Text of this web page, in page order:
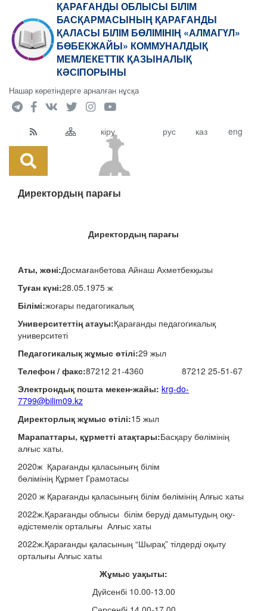
ҚАРАҒАНДЫ ОБЛЫСЫ БІЛІМ
БАСҚАРМАСЫНЫҢ ҚАРАҒАНДЫ
ҚАЛАСЫ БІЛІМ БӨЛІМІНІҢ «АЛМАГҮЛ»
БӨБЕКЖАЙЫ» КОММУНАЛДЫҚ
МЕМЛЕКЕТТІК ҚАЗЫНАЛЫҚ
КӘСІПОРЫНЫ
Нашар көретіндерге арналған нұсқа
кіру рус каз eng
Директордың парағы
Директордың парағы
Аты, жөні:Досмағанбетова Айнаш Ахметбекқызы
Туған күні:28.05.1975 ж
Білімі:жоғары педагогикалық
Университеттің атауы:Қарағанды ​​педагогикалық
университеті
Педагогикалық жұмыс өтілі:29 жыл
Телефон / факс:87212 21-4360 87212 25-51-67
Электрондық пошта мекен-жайы: krg-do-
7799@bilim09.kz
Директорлық жұмыс өтілі:15 жыл
Марапаттары, құрметті атақтары:Басқару бөлімінің
алғыс хаты.
2020ж Қарағанды қаласынығң білім
бөлімінің Құрмет Грамотасы
2020 ж Қарағанды қаласынығң білім бөлімінің Алғыс хаты
2022ж.Қарағанды облысы білім беруді дамытудың оқу-
әдістемелік орталығы Алғыс хаты
2022ж.Қарағанды қаласының “Шырақ” тілдерді оқыту
орталығы Алғыс хаты
Жұмыс уақыты:
Дүйсенбі 10.00-13.00